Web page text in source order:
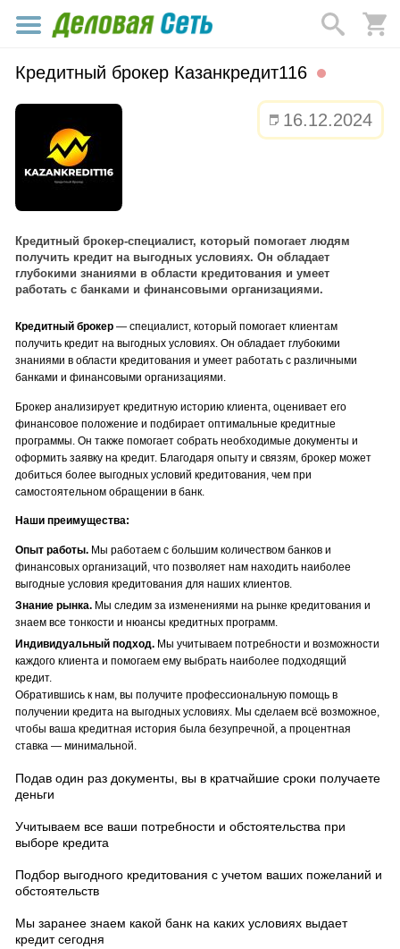
Кредитный брокер Казанкредит116
16.12.2024
Кредитный брокер-специалист, который помогает людям
получить кредит на выгодных условиях. Он обладает
глубокими знаниями в области кредитования и умеет
работать с банками и финансовыми организациями.
Кредитный брокер — специалист, который помогает клиентам
получить кредит на выгодных условиях. Он обладает глубокими
знаниями в области кредитования и умеет работать с различными
банками и финансовыми организациями.
Брокер анализирует кредитную историю клиента, оценивает его
финансовое положение и подбирает оптимальные кредитные
программы. Он также помогает собрать необходимые документы и
оформить заявку на кредит. Благодаря опыту и связям, брокер может
добиться более выгодных условий кредитования, чем при
самостоятельном обращении в банк.
Наши преимущества:
Опыт работы. Мы работаем с большим количеством банков и
финансовых организаций, что позволяет нам находить наиболее
выгодные условия кредитования для наших клиентов.
Знание рынка. Мы следим за изменениями на рынке кредитования и
знаем все тонкости и нюансы кредитных программ.
Индивидуальный подход. Мы учитываем потребности и возможности
каждого клиента и помогаем ему выбрать наиболее подходящий
кредит.
Обратившись к нам, вы получите профессиональную помощь в
получении кредита на выгодных условиях. Мы сделаем всё возможное,
чтобы ваша кредитная история была безупречной, а процентная
ставка — минимальной.
Подав один раз документы, вы в кратчайшие сроки получаете
деньги
Учитываем все ваши потребности и обстоятельства при
выборе кредита
Подбор выгодного кредитования с учетом ваших пожеланий и
обстоятельств
Мы заранее знаем какой банк на каких условиях выдает
кредит сегодня